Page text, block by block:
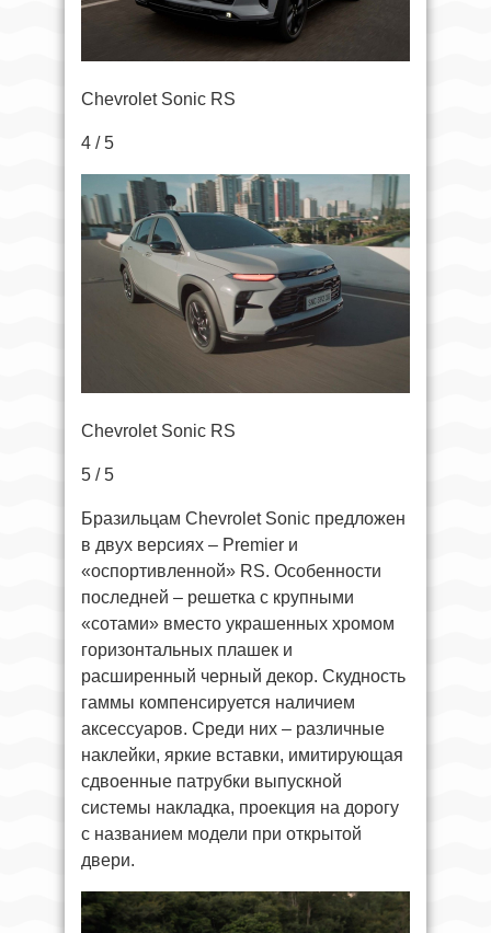
Chevrolet Sonic RS
4 / 5
Chevrolet Sonic RS
5 / 5
Бразильцам Chevrolet Sonic предложен
в двух версиях – Premier и
«оспортивленной» RS. Особенности
последней – решетка с крупными
«сотами» вместо украшенных хромом
горизонтальных плашек и
расширенный черный декор. Скудность
гаммы компенсируется наличием
аксессуаров. Среди них – различные
наклейки, яркие вставки, имитирующая
сдвоенные патрубки выпускной
системы накладка, проекция на дорогу
с названием модели при открытой
двери.